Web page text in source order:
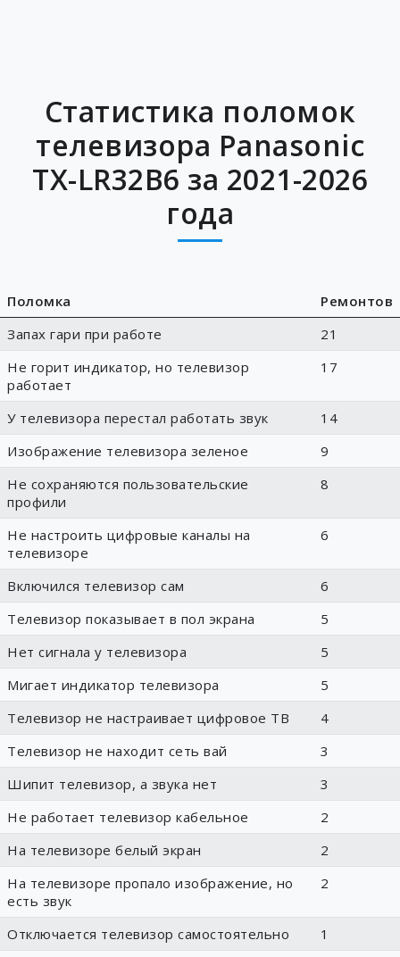
Статистика поломок
телевизора Panasonic
TX-LR32B6 за 2021-2026
года
Поломка
Ремонтов
Запах гари при работе
21
Не горит индикатор, но телевизор
работает
17
У телевизора перестал работать звук
14
Изображение телевизора зеленое
9
Не сохраняются пользовательские
профили
8
Не настроить цифровые каналы на
телевизоре
6
Включился телевизор сам
6
Телевизор показывает в пол экрана
5
Нет сигнала у телевизора
5
Мигает индикатор телевизора
5
Телевизор не настраивает цифровое ТВ
4
Телевизор не находит сеть вай
3
Шипит телевизор, а звука нет
3
Не работает телевизор кабельное
2
На телевизоре белый экран
2
На телевизоре пропало изображение, но
есть звук
2
Отключается телевизор самостоятельно
1